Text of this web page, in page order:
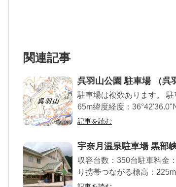
関連記事
呉羽山公園 駐車場 （呉
駐車場は複数あります。
65m緯度経度：
記事を読む
宇奈月温泉駐車場 黒部
収容台数：350台駐車料金
り携帯つながる標高：